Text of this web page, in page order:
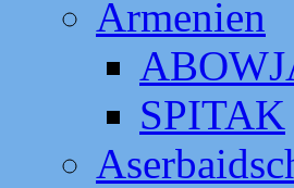
Armenien
SPITAK